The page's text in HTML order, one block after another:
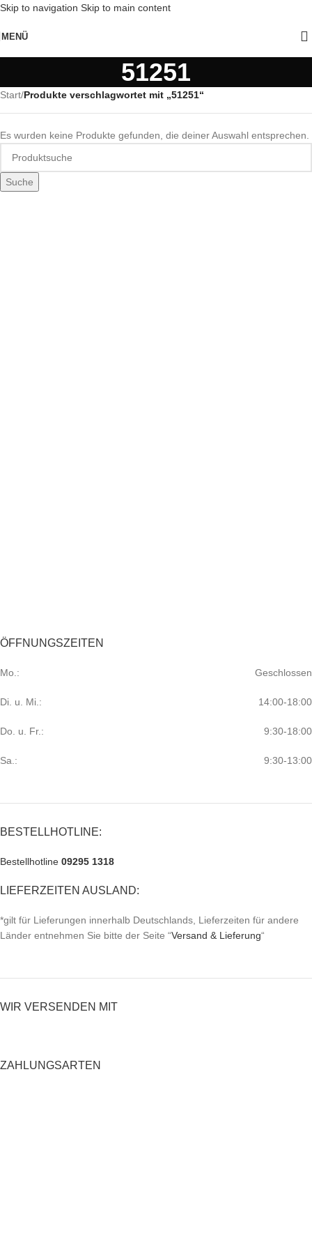
Skip to navigation Skip to main content
MENÜ
51251
Start/Produkte verschlagwortet mit „51251“
Es wurden keine Produkte gefunden, die deiner Auswahl entsprechen.
Suche
ÖFFNUNGSZEITEN
Mo.: Geschlossen
Di. u. Mi.: 14:00-18:00
Do. u. Fr.: 9:30-18:00
Sa.: 9:30-13:00
BESTELLHOTLINE:
Bestellhotline 09295 1318
LIEFERZEITEN AUSLAND:
*gilt für Lieferungen innerhalb Deutschlands, Lieferzeiten für andere
Länder entnehmen Sie bitte der Seite “Versand & Lieferung“
WIR VERSENDEN MIT
ZAHLUNGSARTEN